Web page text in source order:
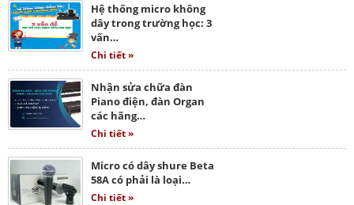
Hệ thống micro không
dây trong trường học: 3
vấn…
Chi tiết »
Nhận sửa chữa đàn
Piano điện, đàn Organ
các hãng…
Chi tiết »
Micro có dây shure Beta
58A có phải là loại…
Chi tiết »